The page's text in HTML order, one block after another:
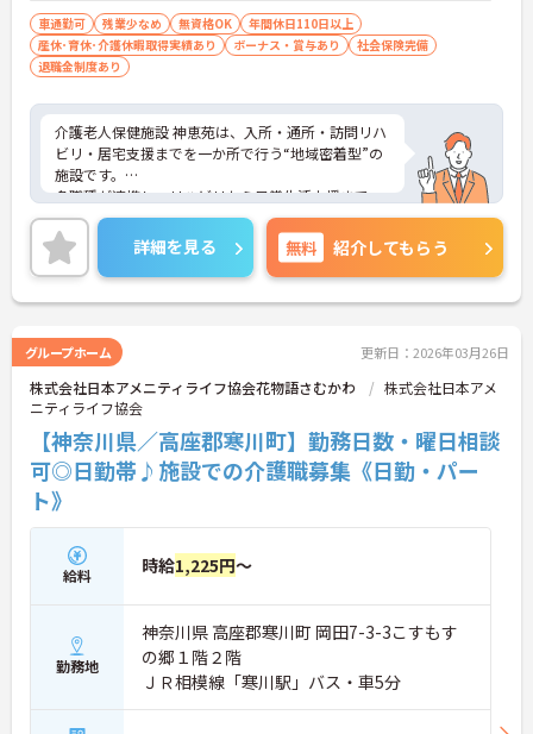
車通勤可 残業少なめ 無資格OK
年間休日110日以上
産休･育休･介護休暇取得実績あり
ボーナス・賞与あり
社会保険完備
退職金制度あり
介護老人保健施設 神恵苑は、入所・通所・訪問リハ
ビリ・居宅支援までを一か所で行う“地域密着型”の
施設です。
多職種が連携し、リハビリから日常生活支援まで一
体的にサポートできる環境が整っています。ご利用
者さまの在宅復帰や生活維持にしっかり向き合える
のが魅力。さらに、年間休日114日・残業少なめと
働きやすさにも配慮されており、未経験からでも安
心してスタートできる体制が整っています。安定し
詳細を見る 無料 紹介してもらう
グループホーム 更新日：2026年03月26日
株式会社日本アメニティライフ協会花物語さむかわ
株式会社日本アメ
ニティライフ協会
【神奈川県／高座郡寒川町】勤務日数・曜日相談
可◎日勤帯♪施設での介護職募集《日勤・パー
ト》
給料 時給1,225円～
勤務地
神奈川県 高座郡寒川町 岡田7-3-3こすもす
の郷１階２階
ＪＲ相模線「寒川駅」バス・車5分